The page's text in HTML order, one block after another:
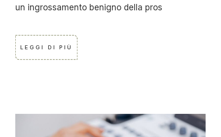
un ingrossamento benigno della pros
LEGGI DI PIÙ